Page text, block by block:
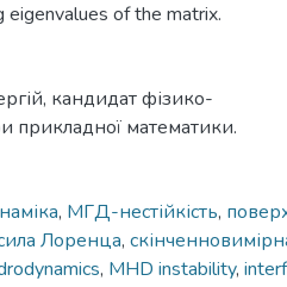
of the matrix.
кандидат фізико-
прикладної математики.
, МГД-нестійкість,
Лоренца,
, MHD instability,